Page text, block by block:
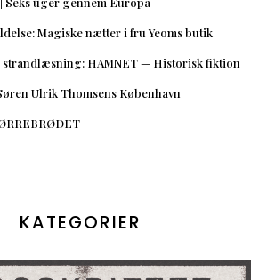
Magiske nætter i fru Yeoms butik
strandlæsning: HAMNET — Historisk fiktion
Ulrik Thomsens København
KATEGORIER